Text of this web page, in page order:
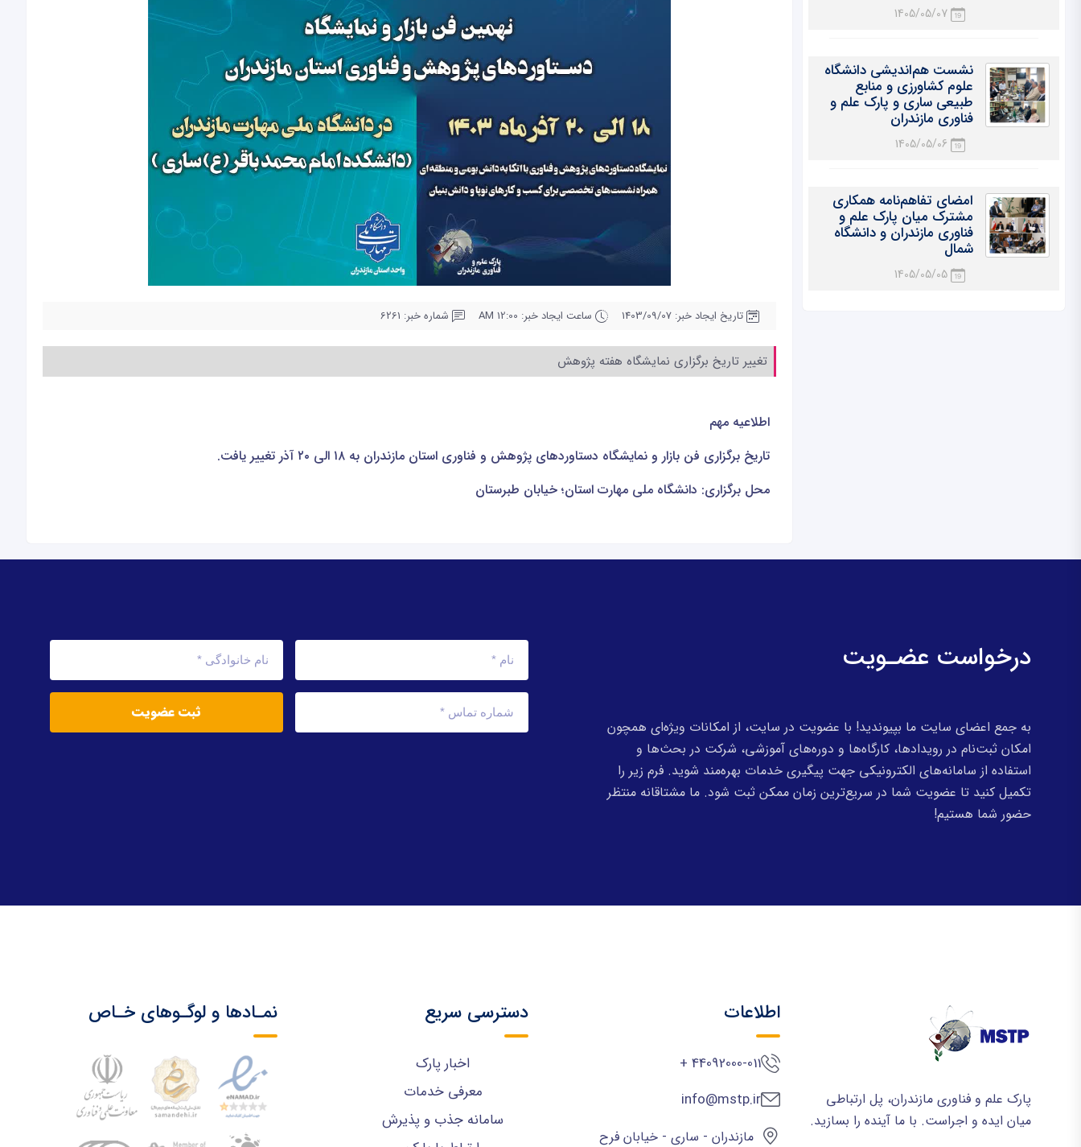
تاریخ ایجاد خبر: 1403/09/07 ساعت ایجاد خبر: 12:00 AM شماره خبر: 6261
تغییر تاریخ برگزاری نمایشگاه هفته پژوهش
اطلاعیه مهم
تاریخ برگزاری فن بازار و نمایشگاه دستاوردهای پژوهش و فناوری استان مازندران به ۱۸ الی ۲۰ آذر تغییر یافت.
محل برگزاری: دانشگاه ملی مهارت استان؛ خیابان طبرستان
1405/05/07
نشست هم‌اندیشی دانشگاه
علوم کشاورزی و منابع
طبیعی ساری و پارک علم و
فناوری مازندران
1405/05/06
امضای تفاهم‌نامه همکاری
مشترک میان پارک علم و
فناوری مازندران و دانشگاه
شمال
1405/05/05
درخواست عضـویت
به جمع اعضای سایت ما بپیوندید! با عضویت در سایت، از امکانات ویژه‌ای همچون
امکان ثبت‌نام در رویدادها، کارگاه‌ها و دوره‌های آموزشی، شرکت در بحث‌ها و
استفاده از سامانه‌های الکترونیکی جهت پیگیری خدمات بهره‌مند شوید. فرم زیر را
تکمیل کنید تا عضویت شما در سریع‌ترین زمان ممکن ثبت شود. ما مشتاقانه منتظر
حضور شما هستیم!
ثبت عضویت
پارک علم و فناوری مازندران، پل ارتباطی
میان ایده و اجراست. با ما آینده را بسازید.
اطلاعات
44092000-011 +
info@mstp.ir
مازندران - ساری - خیابان فرح
دسترسی سریع
اخبار پارک
معرفی خدمات
سامانه جذب و پذیرش
نمـادها و لوگـوهای خـاص